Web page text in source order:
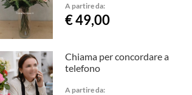
A partire da:
€ 49,00
Chiama per concordare a
telefono
A partire da: